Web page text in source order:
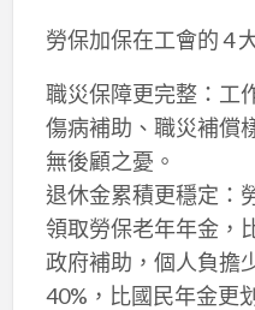
勞保加保在工會的 4
職災保障更完整：工
傷病補助、職災補償
無後顧之憂。
退休金累積更穩定：
領取勞保老年年金，
政府補助，個人負擔
40%，比國民年金更